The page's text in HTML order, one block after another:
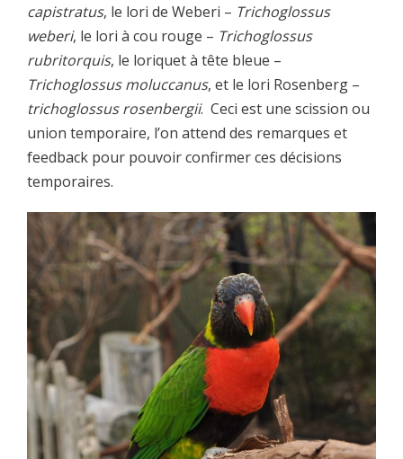
capistratus, le lori de Weberi – Trichoglossus
weberi, le lori à cou rouge – Trichoglossus
rubritorquis, le loriquet à tête bleue –
Trichoglossus moluccanus, et le lori Rosenberg –
trichoglossus rosenbergii. Ceci est une scission ou
union temporaire, l’on attend des remarques et
feedback pour pouvoir confirmer ces décisions
temporaires.